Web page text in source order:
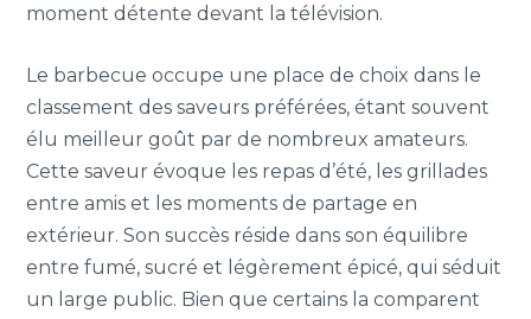
moment détente devant la télévision.
Le barbecue occupe une place de choix dans le
classement des saveurs préférées, étant souvent
élu meilleur goût par de nombreux amateurs.
Cette saveur évoque les repas d’été, les grillades
entre amis et les moments de partage en
extérieur. Son succès réside dans son équilibre
entre fumé, sucré et légèrement épicé, qui séduit
un large public. Bien que certains la comparent